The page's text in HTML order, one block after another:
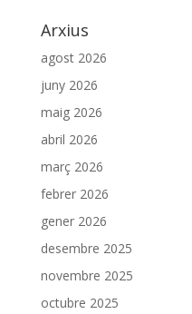
Arxius
agost 2026
juny 2026
maig 2026
abril 2026
març 2026
febrer 2026
gener 2026
desembre 2025
novembre 2025
octubre 2025